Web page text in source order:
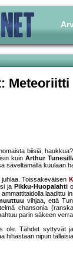
Meteoriitti
biisiä,
kuin Arthur
säveltämällä kuulaan
Toissakeväisen
ja Pikku-Huopalahti
laadittu
vihjaa, että
chansonia
parin säkeen
ole. Tähdet syttyvät
hihastaan nipun